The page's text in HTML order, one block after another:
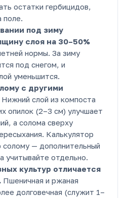
остатки гербицидов,
поле.
под зиму
слоя на 30–50%
нормы. За зиму
под снегом, и
уменьшится.
с другими
Нижний слой из компоста
опилок (2–3 см) улучшает
а солома сверху
Калькулятор
солому — дополнительный
учитывайте отдельно.
культур отличается
Пшеничная и ржаная
долговечная (служит 1–